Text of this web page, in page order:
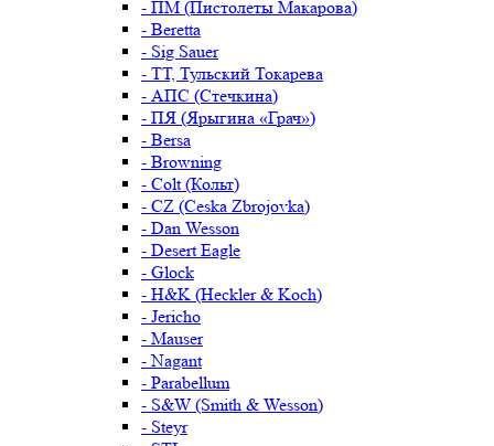
- ПМ (Пистолеты Макарова)
- Beretta
- Sig Sauer
- ТТ, Тульский Токарева
- АПС (Стечкина)
- ПЯ (Ярыгина «Грач»)
- Bersa
- Browning
- Colt (Кольт)
- CZ (Ceska Zbrojovka)
- Dan Wesson
- Desert Eagle
- Glock
- H&K (Heckler & Koch)
- Jericho
- Mauser
- Nagant
- Parabellum
- S&W (Smith & Wesson)
- Steyr